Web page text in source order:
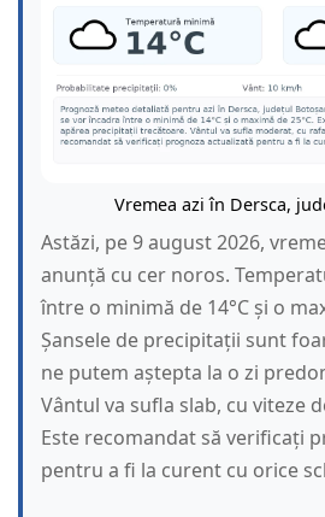
Vremea azi în Dersca,
Astăzi, pe 9 august 2026,
anunță cu cer noros.
între o minimă de 14°C și o
Șansele de precipitații sunt
ne putem aștepta la o zi
Vântul va sufla slab, cu viteze
Este recomandat să verificați
pentru a fi la curent cu orice